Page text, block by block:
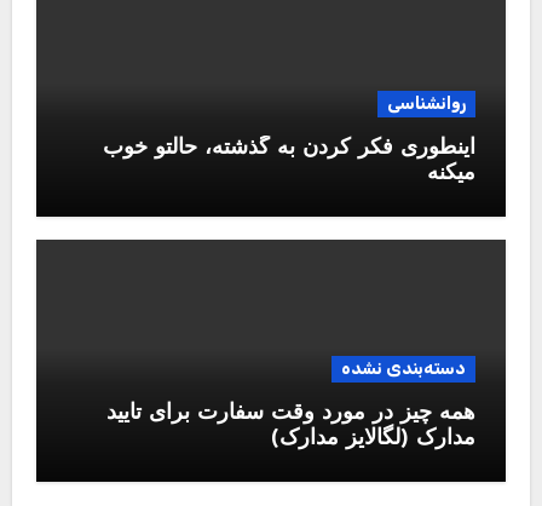
روانشناسی
اینطوری فکر کردن به گذشته، حالتو خوب
میکنه
دسته‌بندی نشده
همه چیز در مورد وقت سفارت برای تایید
مدارک (لگالایز مدارک)